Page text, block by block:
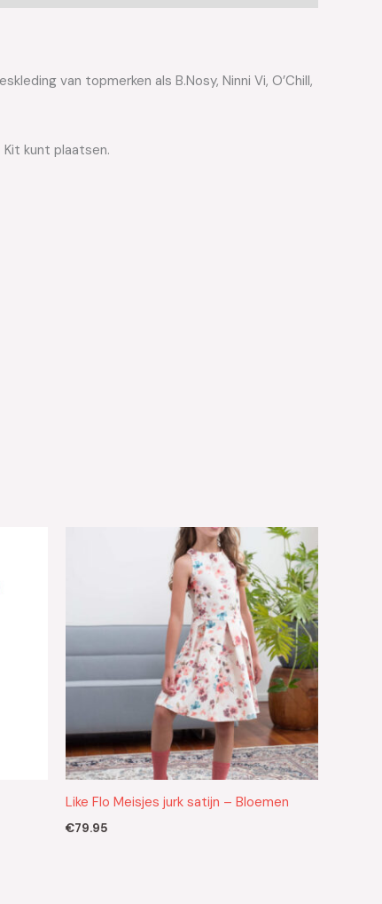
van topmerken als B.Nosy, Ninni Vi, O’Chill,
kunt plaatsen.
Like Flo Meisjes jurk satijn – Bloemen
€79.95